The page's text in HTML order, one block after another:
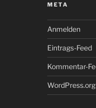
META
Anmelden
Eintrags-Feed
Kommentar-
WordPress.org